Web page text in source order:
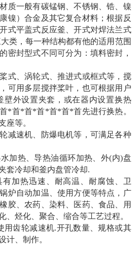
质一般有碳锰钢、不锈钢、锆、镍
镍）合金及其它复合材料；根据反
式平盖式反应釜、开式对焊法兰式
类，每一种结构都有他的适用范围
密封型式不同可分为：填料密封，
式、涡轮式、推进式或框式等，搅
可用多层搅拌桨叶，也可根据用户
壁外设置夹套，或在器内设置换热
*首*首*首*首*首*首先进行换热。
座等。
减速机、防爆电机等，可满足各种
加热、导热油循环加热、外(内)盘
套冷却和釜内盘管冷却.
有加热迅速、耐高温、耐腐蚀、卫
炉自动加温、使用方便等特点，广
胶、农药、染料、医药、食品、用
、烃化、聚合、缩合等工艺过程。
用齿轮减速机.开孔数量、规格或其
计、制作。